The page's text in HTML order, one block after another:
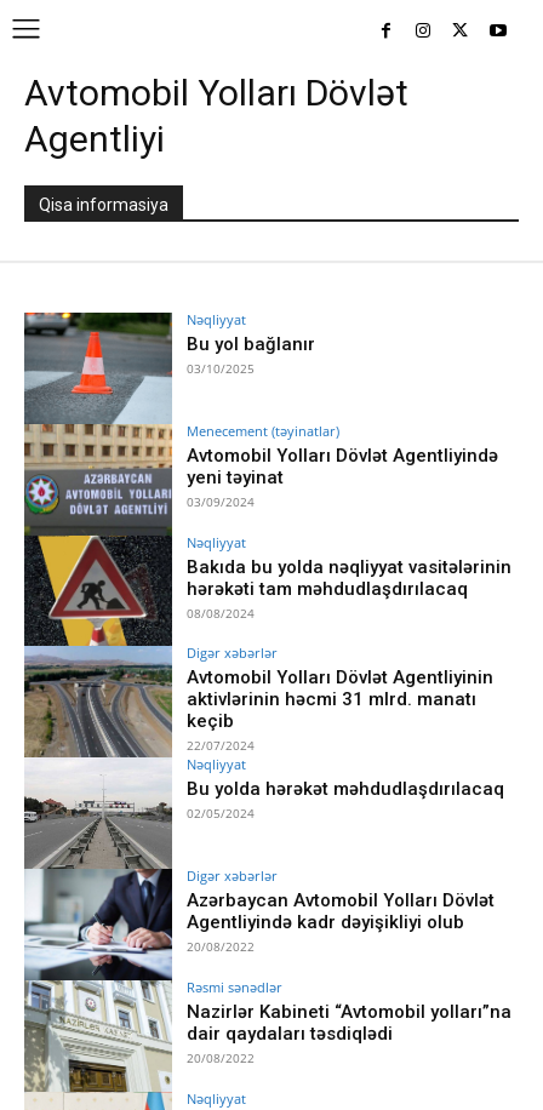
Avtomobil Yolları Dövlət
Agentliyi
Qisa informasiya
Nəqliyyat
Bu yol bağlanır
03/10/2025
Menecement (təyinatlar)
Avtomobil Yolları Dövlət Agentliyində
yeni təyinat
03/09/2024
Nəqliyyat
Bakıda bu yolda nəqliyyat vasitələrinin
hərəkəti tam məhdudlaşdırılacaq
08/08/2024
Digər xəbərlər
Avtomobil Yolları Dövlət Agentliyinin
aktivlərinin həcmi 31 mlrd. manatı
keçib
22/07/2024
Nəqliyyat
Bu yolda hərəkət məhdudlaşdırılacaq
02/05/2024
Digər xəbərlər
Azərbaycan Avtomobil Yolları Dövlət
Agentliyində kadr dəyişikliyi olub
20/08/2022
Rəsmi sənədlər
Nazirlər Kabineti “Avtomobil yolları”na
dair qaydaları təsdiqlədi
20/08/2022
Nəqliyyat